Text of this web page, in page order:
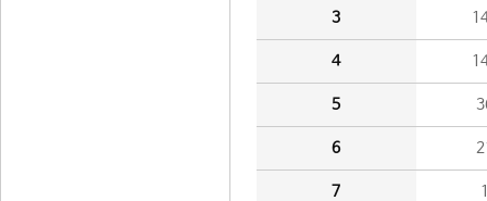
3
4
5
6
7